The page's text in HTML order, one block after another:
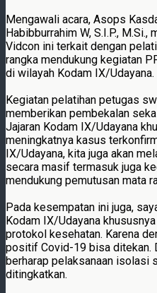
Mengawali acara, Asops
Habibburrahim W, S.I.P.,
Vidcon ini terkait dengan
rangka mendukung kegiatan
di wilayah Kodam IX/Udayana.
Kegiatan pelatihan petugas
memberikan pembekalan
Jajaran Kodam IX/Udayana
meningkatnya kasus
IX/Udayana, kita juga akan
secara masif termasuk juga
mendukung pemutusan mata
Pada kesempatan ini juga,
Kodam IX/Udayana
protokol kesehatan. Karena
positif Covid-19 bisa ditekan.
berharap pelaksanaan isolasi
ditingkatkan.